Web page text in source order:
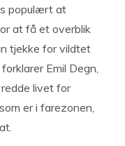
populært at
at få et overblik
tjekke for vildtet
Emil Degn,
livet for
er i farezonen,